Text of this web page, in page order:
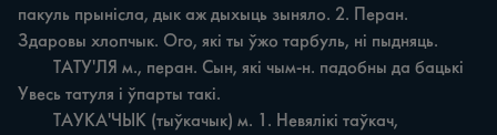
пакуль прынісла, дык аж дыхыць зыняло. 2. Перан.
Здаровы хлопчык. Ого, які ты ўжо тарбуль, ні пыдняць.
Увесь татуля i ўпарты такі.